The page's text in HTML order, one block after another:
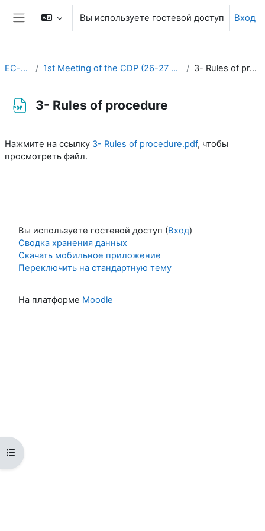
Перейти к основному содержанию
Боковая панель
Вы используете гостевой доступ Вход
Открыть оглавление курса
EC-CDP 1st Meeting of the CDP (26-27 August 2020) 3- Rules of procedure
3- Rules of procedure
Нажмите на ссылку 3- Rules of procedure.pdf, чтобы
просмотреть файл.
Вы используете гостевой доступ (Вход)
Сводка хранения данных
Скачать мобильное приложение
Переключить на стандартную тему
На платформе Moodle